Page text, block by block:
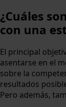
¿Cuáles
con una
El principal
asentarse en el
sobre la
resultados
Pero además,